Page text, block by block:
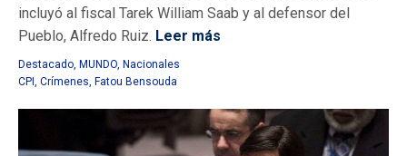
incluyó al fiscal Tarek William Saab y al defensor del
Pueblo, Alfredo Ruiz. Leer más
Destacado MUNDO Nacionales
CPI Crímenes Fatou Bensouda